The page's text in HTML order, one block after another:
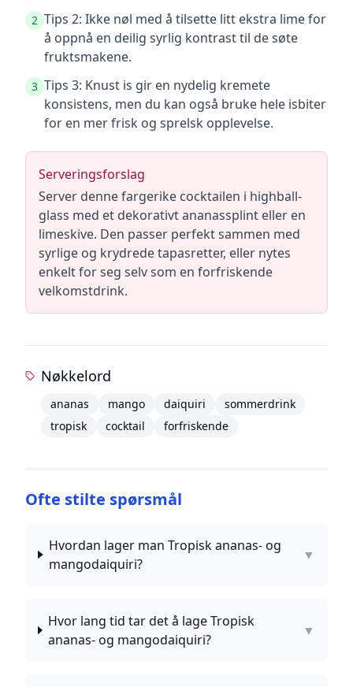
2 Tips 2: Ikke nøl med å tilsette litt ekstra lime for
å oppnå en deilig syrlig kontrast til de søte
fruktsmakene.
3 Tips 3: Knust is gir en nydelig kremete
konsistens, men du kan også bruke hele isbiter
for en mer frisk og sprelsk opplevelse.
Serveringsforslag
Server denne fargerike cocktailen i highball-
glass med et dekorativt ananassplint eller en
limeskive. Den passer perfekt sammen med
syrlige og krydrede tapasretter, eller nytes
enkelt for seg selv som en forfriskende
velkomstdrink.
Nøkkelord
ananas mango daiquiri
sommerdrink
tropisk
cocktail forfriskende
Ofte stilte spørsmål
Hvordan lager man Tropisk ananas- og
mangodaiquiri?
▼
Hvor lang tid tar det å lage Tropisk
ananas- og mangodaiquiri?
▼